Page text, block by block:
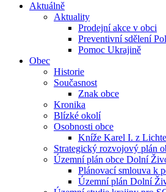
Aktuálně
Aktuality
Prodejní akce v obci
Preventivní sdělení
Pomoc Ukrajině
Obec
Historie
Současnost
Znak obce
Kronika
Blízké okolí
Osobnosti obce
Kníže Karel I. z
Strategický rozvojový plán
Územní plán obce Dolní
Plánovací smlouva k
Územní plán Dolní